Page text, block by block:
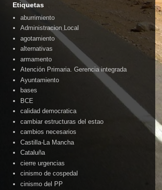
Etiquetas
aburrimiento
Administracion Local
agotamiento
alternativas
armamento
Atención Primaria. Gerencia integrada
Ayuntamiento
bases
BCE
calidad democratica
cambiar estructuras del estao
cambios necesarios
Castilla-La Mancha
Cataluña
cierre urgencias
cinismo de cospedal
cinismo del PP